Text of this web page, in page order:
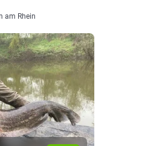
am Rhein